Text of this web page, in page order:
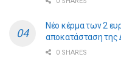
Νέο κέρμα των 2
αποκατάσταση της
0 SHARES